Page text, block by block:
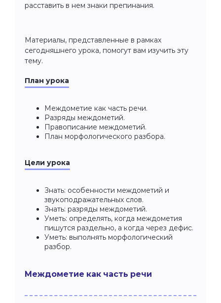
расставить в нем знаки препинания.
Материалы, представленные в рамках
сегодняшнего урока, помогут вам изучить эту
тему.
План урока
Междометие как часть речи.
Разряды междометий.
Правописание междометий.
План морфологического разбора.
Цели урока
Знать: особенности междометий и
звукоподражательных слов.
Знать: разряды междометий.
Уметь: определять, когда междометия
пишутся раздельно, а когда через дефис.
Уметь: выполнять морфологический
разбор.
Междометие как часть речи